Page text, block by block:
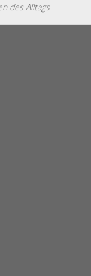
des Alltags